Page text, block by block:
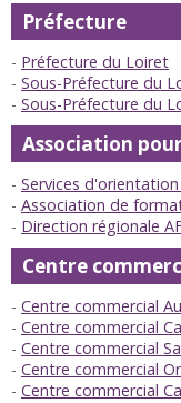
Préfecture
Préfecture du Loiret
Sous-Préfecture du
Sous-Préfecture du
Association
Services
Association de
Direction régionale
Centre
Centre commercial
Centre commercial
Centre commercial
Centre commercial
Centre commercial